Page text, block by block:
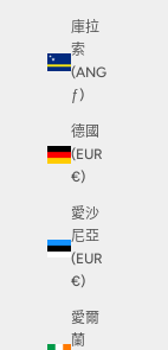
庫拉
索
(ANG
ƒ)
德國
(EUR
€)
愛沙
尼亞
(EUR
€)
愛爾
蘭